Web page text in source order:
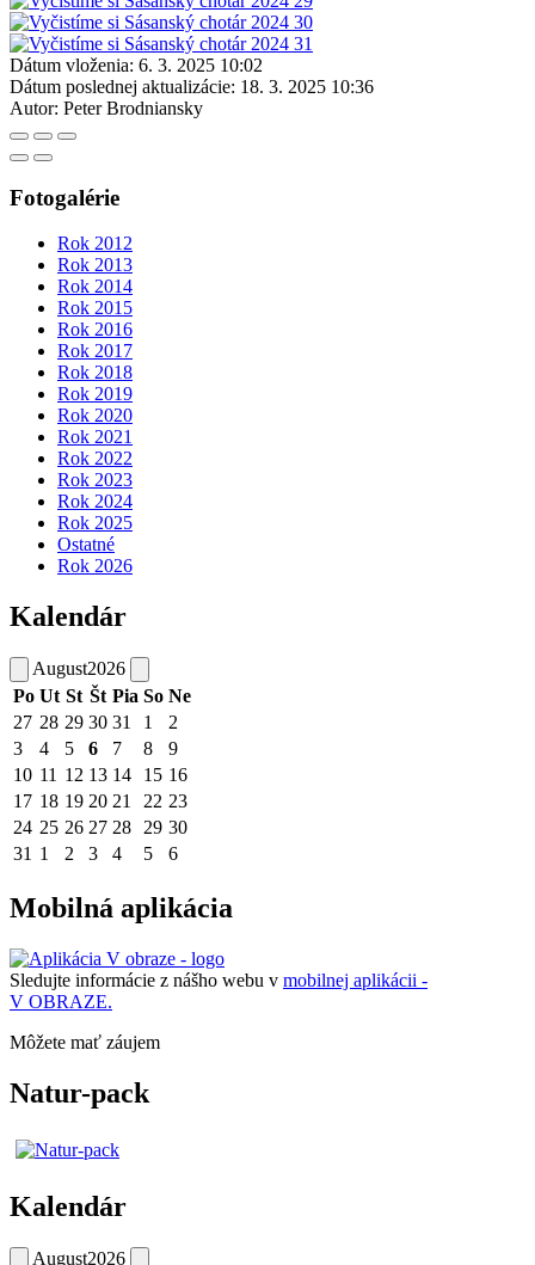
Dátum vloženia: 6. 3. 2025 10:02
Dátum poslednej aktualizácie: 18. 3. 2025 10:36
Autor: Peter Brodniansky
Fotogalérie
Rok 2012
Rok 2013
Rok 2014
Rok 2015
Rok 2016
Rok 2017
Rok 2018
Rok 2019
Rok 2020
Rok 2021
Rok 2022
Rok 2023
Rok 2024
Rok 2025
Ostatné
Rok 2026
Kalendár
August2026
Po Ut St Št Pia So Ne
27 28 29 30 31 1
2
3
4 5 6 7 8
9
10 11 12 13 14 15 16
17 18 19 20 21 22 23
24 25 26 27 28 29 30
31 1 2 3 4 5 6
Mobilná aplikácia
Sledujte informácie z nášho webu v mobilnej aplikácii -
V OBRAZE.
Môžete mať záujem
Natur-pack
Kalendár
August2026